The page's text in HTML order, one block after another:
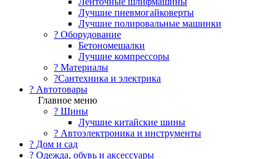
Лучшие пневмогайковерты
Лучшие полировальные машинки
?️ Оборудование
Бетономешалки
Лучшие компрессоры
? Материалы
?Сантехника и электрика
? Автотовары
Главное меню
? Шины
Лучшие китайские шины
? Автоэлектроника и инструменты
? Дом и сад
? Одежда, обувь и аксессуары